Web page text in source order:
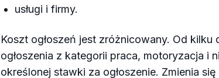
usługi i firmy.
Koszt ogłoszeń jest zróżnicowany. Od kilku
ogłoszenia z kategorii praca, motoryzacja i
określonej stawki za ogłoszenie. Zmienia